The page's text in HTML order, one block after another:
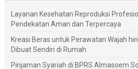
Layanan Kesehatan Reproduksi
Pendekatan Aman dan Terpercaya
Kreasi Beras untuk Perawatan Wajah
Dibuat Sendiri di Rumah
Pinjaman Syariah di BPRS Almasoem